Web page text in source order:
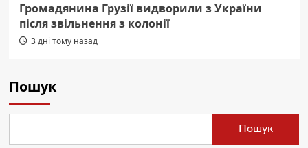
Громадянина Грузії видворили з України
після звільнення з колонії
3 дні тому назад
Пошук
Пошук